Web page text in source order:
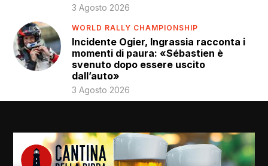
3 Agosto 2026
WORLD RALLY CHAMPIONSHIP
Incidente Ogier, Ingrassia racconta i
momenti di paura: «Sébastien è
svenuto dopo essere uscito
dall’auto»
3 Agosto 2026